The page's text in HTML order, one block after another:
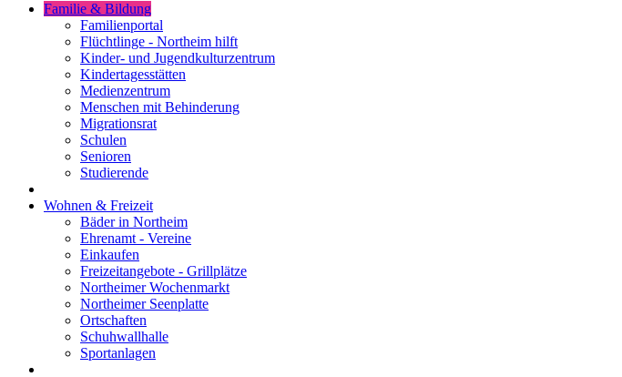
Familie & Bildung
Familienportal
Flüchtlinge - Northeim hilft
Kinder- und Jugendkulturzentrum
Kindertagesstätten
Medienzentrum
Menschen mit Behinderung
Migrationsrat
Schulen
Senioren
Studierende
Wohnen & Freizeit
Bäder in Northeim
Ehrenamt - Vereine
Einkaufen
Freizeitangebote - Grillplätze
Northeimer Wochenmarkt
Northeimer Seenplatte
Ortschaften
Schuhwallhalle
Sportanlagen